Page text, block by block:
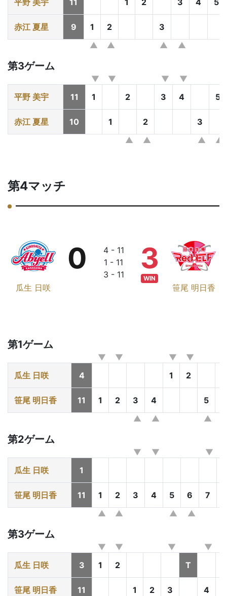
平野 美宇 11 1 2 3 4 5
赤江 夏星 9 1 2 3
第3ゲーム
平野 美宇 11 1 2 3 4 5
赤江 夏星 10 1 2 3
第4マッチ
瓜生 日咲
0
4 - 11
1 - 11
3 - 11
笹尾 明日香
3
WIN
第1ゲーム
瓜生 日咲 4 1 2
笹尾 明日香 11 1 2 3 4 5
第2ゲーム
瓜生 日咲 1
笹尾 明日香 11 1 2 3 4 5 6 7
第3ゲーム
瓜生 日咲 3 1 2 T
笹尾 明日香 11 1 2 3 4